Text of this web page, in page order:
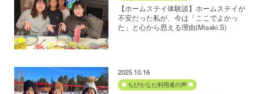
【ホームステイ体験談】ホームステイが
不安だった私が、今は「ここでよかっ
た」と心から思える理由(Misaki.S)
2025.10.16
ちびかなだ利用者の声